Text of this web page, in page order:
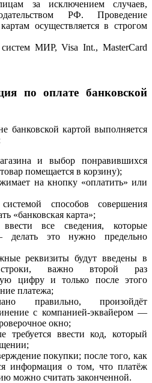
за исключением случаев,
РФ. Проведение
осуществляется в строгом
МИР, Visa Int., MasterCard
по оплате банковской
банковской картой выполняется
и выбор понравившихся
помещается в корзину);
на кнопку «оплатить» или
способов совершения
«банковская карта»;
все сведения, которые
делать это нужно предельно
реквизиты будут введены в
строки, важно второй раз
цифру и только после этого
платежа;
правильно, произойдёт
с компанией-эквайером —
окно;
требуется ввести код, который
покупки; после того, как
информация о том, что платёж
можно считать законченной.